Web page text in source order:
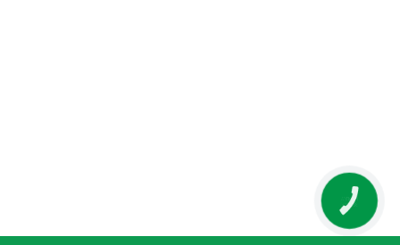
КНОПКА
ЗВ'ЯЗКУ